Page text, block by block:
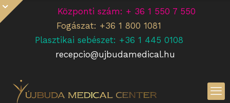
Központi szám: + 36 1 550 7 550
Fogászat: +36 1 800 1081
Plasztikai sebészet: +36 1 445 0108
recepcio@ujbudamedical.hu